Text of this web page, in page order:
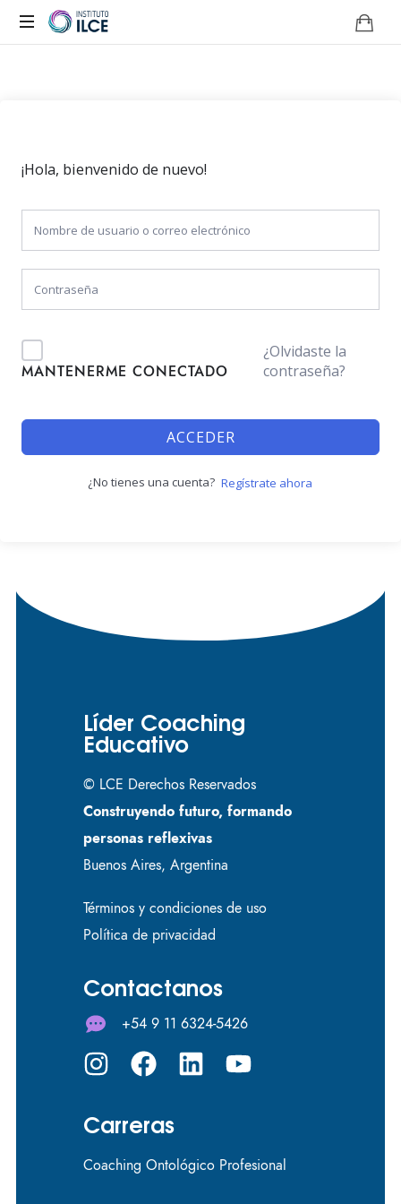
¡Hola, bienvenido de nuevo!
MANTENERME CONECTADO
¿Olvidaste la
contraseña?
ACCEDER
¿No tienes una cuenta? Regístrate ahora
Líder Coaching
Educativo
© LCE Derechos Reservados
Construyendo futuro, formando
personas reflexivas
Buenos Aires, Argentina
Términos y condiciones de uso
Política de privacidad
Contactanos
+54 9 11 6324-5426
Carreras
Coaching Ontológico Profesional